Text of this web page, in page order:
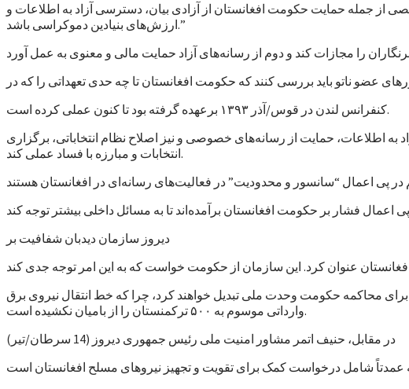
از جمله حمایت حکومت افغانستان از آزادی بیان، دسترسی آزاد به اطلاعات و
ارزش‌های بنیادین دموکراسی باشد.”
عضو ناتو باید بررسی کنند که حکومت افغانستان تا چه حدی تعهداتی را که در
کنفرانس لندن در قوس/آذر ۱۳۹۳ برعهده گرفته بود تا کنون عملی کرده است.
اطلاعات، حمایت از رسانه‌های خصوصی و نیز اصلاح نظام انتخاباتی، برگزاری
انتخابات و مبارزه با فساد عملی کند.
دیروز سازمان دیدبان شفافیت بر
محاکمه حکومت وحدت ملی تبدیل خواهند کرد، چرا که خط انتقال نیروی برق
وارداتی موسوم به ۵۰۰ ترکمنستان را از بامیان نکشیده است.
در مقابل، حنیف اتمر مشاور امنیت ملی رئیس جمهوری دیروز (14 سرطان/تیر)